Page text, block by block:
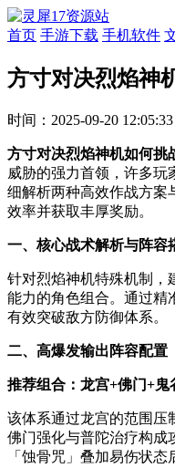
首页 手游下载 手机软件
方寸对决烈焰神
时间：2025-09-20 12:05:33
方寸对决烈焰神机如何挑
威胁的强力首领，许多玩
细解析两种高效作战方案
效率并获取丰厚奖励。
一、核心战术解析与阵容
针对烈焰神机特殊机制，
能力的角色组合。通过精
有效突破敌方防御体系。
二、高爆发输出阵容配置
推荐组合：龙宫+佛门+鬼
该体系通过龙宫的范围压
佛门强化与普陀治疗构成
「蚀骨咒」叠加易伤状